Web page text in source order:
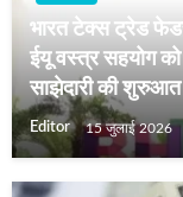
भारत टेक्स ट्रेड
ईयू वस्त्र सहयोग
साझेदारी की शुरुआत
Editor 15 जुलाई 2026